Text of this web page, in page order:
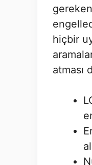
hiçbir
atması